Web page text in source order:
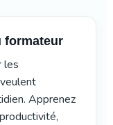
formateur
les
Apprenez